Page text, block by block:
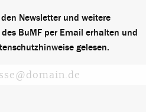
Newsletter und weitere
BuMF per Email erhalten und
gelesen.